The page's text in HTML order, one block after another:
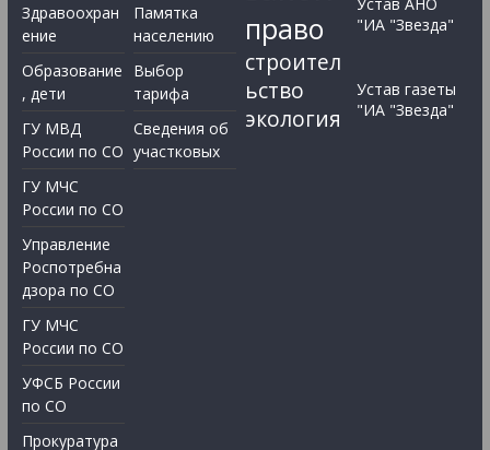
Здравоохран
ение
Образование
, дети
ГУ МВД
России по СО
ГУ МЧС
России по СО
Управление
Роспотребна
дзора по СО
ГУ МЧС
России по СО
УФСБ России
по СО
Прокуратура
Памятка
населению
Выбор
тарифа
Сведения об
участковых
право
строител
ьство
экология
"ИА "Звезда"
Устав газеты
"ИА "Звезда"